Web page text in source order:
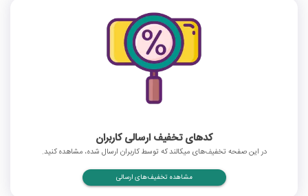
کدهای تخفیف ارسالی کاربران
در این صفحه تخفیف‌های میکالند که توسط کاربران ارسال شده، مشاهده کنید.
مشاهده تخفیف‌های ارسالی